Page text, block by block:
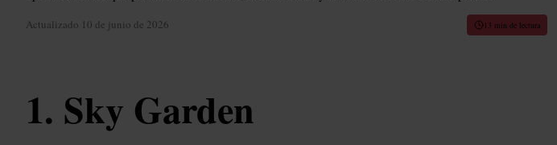
Actualizado 10 de junio de 2026 13 min de lectura
Sky Garden